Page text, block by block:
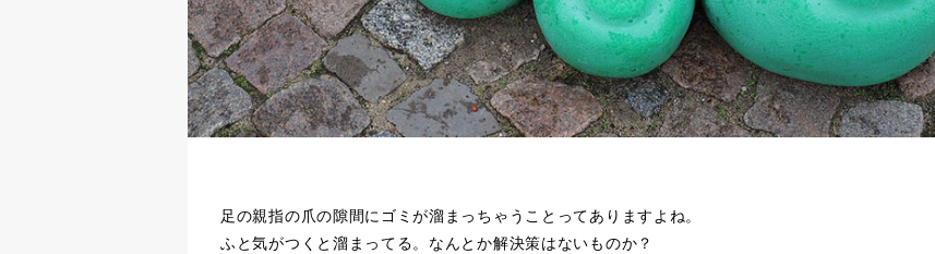
足の親指の爪の隙間にゴミが溜まっちゃうことってありますよね。
ふと気がつくと溜まってる。なんとか解決策はないものか？